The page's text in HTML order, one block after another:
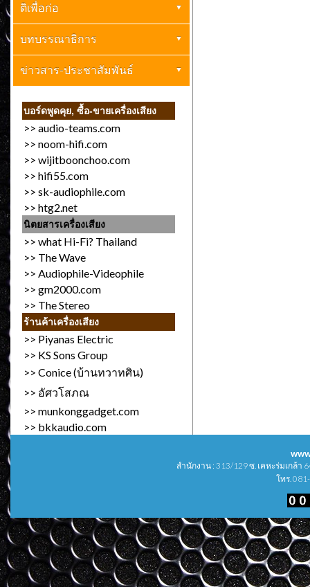
เครื่องเสียงบ้าน
ปกิณกะ(0)
ติเพื่อก่อ
เครื่องเสียงทั่วไป
การตลาด (ขายให้เป็น)(2)
บทบรรณาธิการ
อ.ไมตรี ทรัพย์เอนกสันติ
ข่าวสาร-ประชาสัมพันธ์
ข่าวประกาศทั่วไป(13)
งานเครื่องเสียง(9)
บอร์ดพูดคุย, ซื้อ-ขายเครื่องเสียง
>> audio-teams.com
>> noom-hifi.com
>> wijitboonchoo.com
>> hifi55.com
>> sk-audiophile.com
>> htg2.net
นิตยสารเครื่องเสียง
>> what Hi-Fi? Thailand
>> The Wave
>> Audiophile-Videophile
>> gm2000.com
>> The Stereo
ร้านค้าเครื่องเสียง
>> Piyanas Electric
>> KS Sons Group
>> Conice (บ้านทวาทศิน)
>> อัศวโสภณ
>> munkonggadget.com
>> bkkaudio.com
สำนักงาน : 313/129 ซ. เคหะร่มเกล้า
โทร.